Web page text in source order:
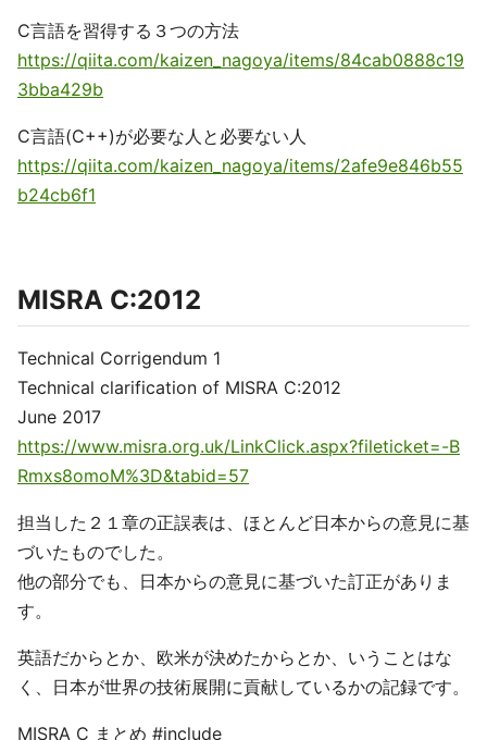
C言語を習得する３つの方法
https://qiita.com/kaizen_nagoya/items/84cab0888c19
3bba429b
C言語(C++)が必要な人と必要ない人
https://qiita.com/kaizen_nagoya/items/2afe9e846b55
b24cb6f1
MISRA C:2012
Technical Corrigendum 1
Technical clarification of MISRA C:2012
June 2017
https://www.misra.org.uk/LinkClick.aspx?fileticket=-B
Rmxs8omoM%3D&tabid=57
担当した２１章の正誤表は、ほとんど日本からの意見に基
づいたものでした。
他の部分でも、日本からの意見に基づいた訂正がありま
す。
英語だからとか、欧米が決めたからとか、いうことはな
く、日本が世界の技術展開に貢献しているかの記録です。
MISRA C まとめ #include